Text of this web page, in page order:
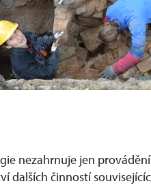
nezahrnuje jen
dalších činností